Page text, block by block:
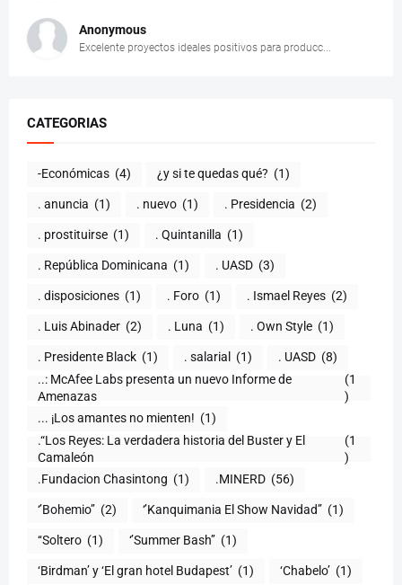
Anonymous
Excelente proyectos ideales positivos para producc...
CATEGORIAS
-Económicas (4) ¿y si te quedas qué? (1)
. anuncia (1) . nuevo (1) . Presidencia (2)
. prostituirse (1) . Quintanilla (1)
. República Dominicana (1) . UASD (3)
. disposiciones (1) . Foro (1) . Ismael Reyes (2)
. Luis Abinader (2) . Luna (1) . Own Style (1)
. Presidente Black (1) . salarial (1) . UASD (8)
..: McAfee Labs presenta un nuevo Informe de
(1
)
... ¡Los amantes no mienten! (1)
.“Los Reyes: La verdadera historia del Buster y El
Camaleón
(1
)
.Fundacion Chasintong (1) .MINERD (56)
‘’Bohemio’’ (2) ‘’Kanquimania El Show Navidad’’ (1)
‘‘Soltero (1) ‘’Summer Bash’’ (1)
‘Birdman’ y ‘El gran hotel Budapest’ (1) ‘Chabelo’ (1)